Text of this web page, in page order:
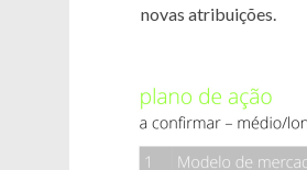
novas atribuições.